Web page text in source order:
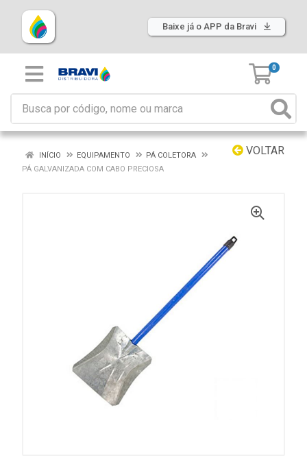
Baixe já o APP da Bravi
0
VOLTAR
INÍCIO EQUIPAMENTO
PÁ COLETORA
PÁ GALVANIZADA COM CABO PRECIOSA